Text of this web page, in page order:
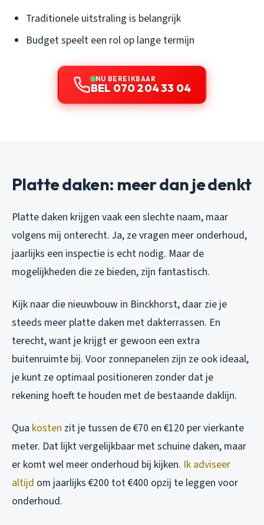
Traditionele uitstraling is belangrijk
Budget speelt een rol op lange termijn
NU BEREIKBAAR
BEL 070 204 33 04
Platte daken: meer dan je denkt
Platte daken krijgen vaak een slechte naam, maar
volgens mij onterecht. Ja, ze vragen meer onderhoud,
jaarlijks een inspectie is echt nodig. Maar de
mogelijkheden die ze bieden, zijn fantastisch.
Kijk naar die nieuwbouw in Binckhorst, daar zie je
steeds meer platte daken met dakterrassen. En
terecht, want je krijgt er gewoon een extra
buitenruimte bij. Voor zonnepanelen zijn ze ook ideaal,
je kunt ze optimaal positioneren zonder dat je
rekening hoeft te houden met de bestaande daklijn.
Qua kosten zit je tussen de €70 en €120 per vierkante
meter. Dat lijkt vergelijkbaar met schuine daken, maar
er komt wel meer onderhoud bij kijken. Ik adviseer
altijd om jaarlijks €200 tot €400 opzij te leggen voor
onderhoud.